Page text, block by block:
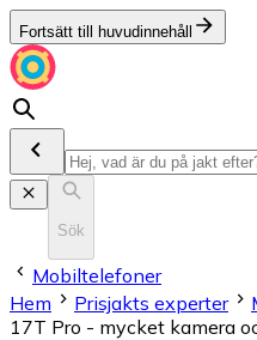
Fortsätt till huvudinnehåll
Sök
Mobiltelefoner
Hem
Prisjakts experter
17T Pro - mycket kamera